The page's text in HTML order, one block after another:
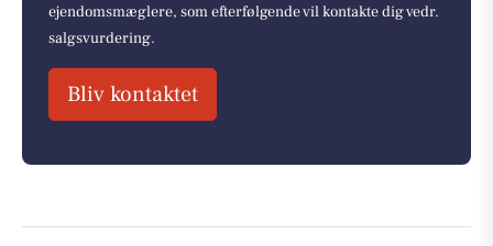
ejendomsmæglere, som efterfølgende vil kontakte dig vedr.
salgsvurdering.
Bliv kontaktet